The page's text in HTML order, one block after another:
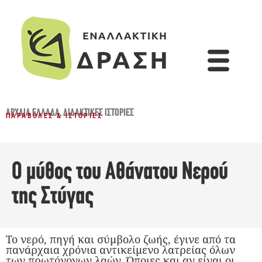
ΑΡΧΑΊΑ ΕΛΛΆΔΑ,ΔΙΔΑΚΤΙΚΈΣ ΙΣΤΟΡΊΕΣ
ΠΑΡΑΒΟΛΈΣ & ΙΣΤΟΡΊΕΣ
Ο μύθος του Αθάνατου Νερού
της Στύγας
Το νερό, πηγή και σύµβολο ζωής, έγινε από τα
πανάρχαια χρόνια αντικείµενο λατρείας όλων